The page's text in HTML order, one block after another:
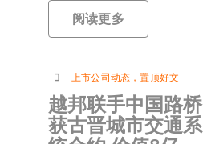
阅读更多
上市公司动态 ，置顶好文
越邦联手中国路桥
获古晋城市交通系